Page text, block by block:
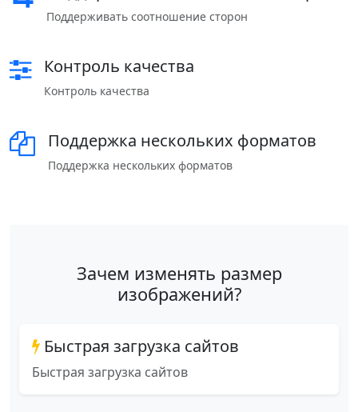
Поддерживать соотношение сторон
Контроль качества
Контроль качества
Поддержка нескольких форматов
Поддержка нескольких форматов
Зачем изменять размер
изображений?
Быстрая загрузка сайтов
Быстрая загрузка сайтов